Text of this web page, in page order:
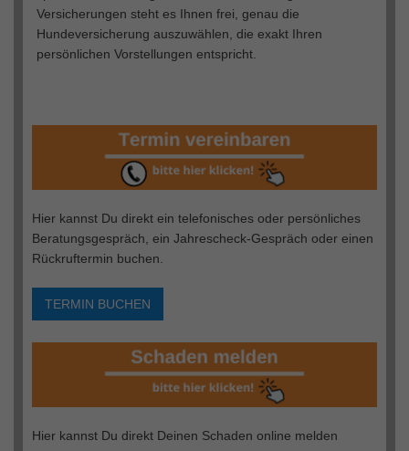
Versicherungen steht es Ihnen frei, genau die
Hundeversicherung auszuwählen, die exakt Ihren
persönlichen Vorstellungen entspricht.
Hier kannst Du direkt ein telefonisches oder persönliches
Beratungsgespräch, ein Jahrescheck-Gespräch oder einen
Rückruftermin buchen.
TERMIN BUCHEN
Hier kannst Du direkt Deinen Schaden online melden